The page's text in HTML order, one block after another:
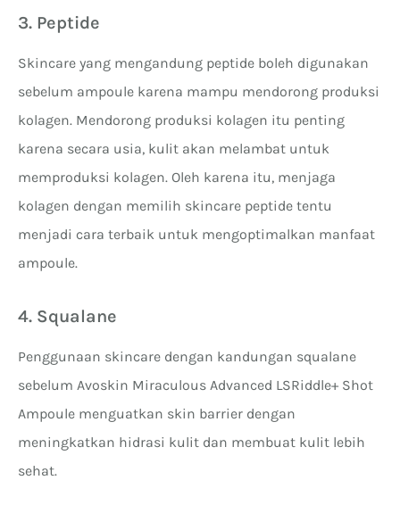
3. Peptide
Skincare yang mengandung peptide boleh digunakan
sebelum ampoule karena mampu mendorong produksi
kolagen. Mendorong produksi kolagen itu penting
karena secara usia, kulit akan melambat untuk
memproduksi kolagen. Oleh karena itu, menjaga
kolagen dengan memilih skincare peptide tentu
menjadi cara terbaik untuk mengoptimalkan manfaat
ampoule.
4. Squalane
Penggunaan skincare dengan kandungan squalane
sebelum Avoskin Miraculous Advanced LSRiddle+ Shot
Ampoule menguatkan skin barrier dengan
meningkatkan hidrasi kulit dan membuat kulit lebih
sehat.